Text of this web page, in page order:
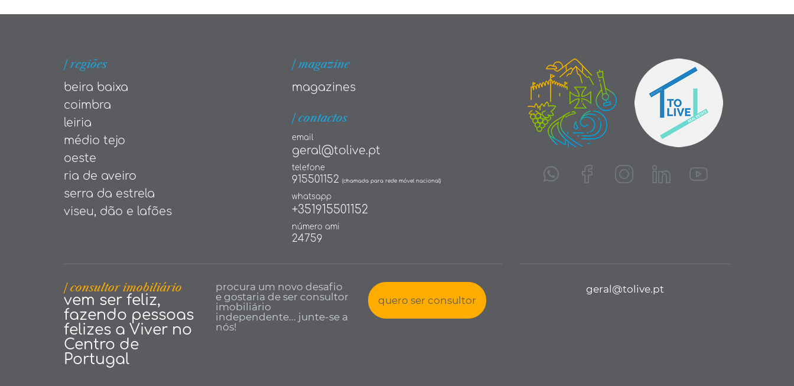
| regiões
beira baixa
coimbra
leiria
médio tejo
oeste
ria de aveiro
serra da estrela
viseu, dão e lafões
| magazine
magazines
| contactos
email
geral@tolive.pt
telefone
915501152 (chamada para rede móvel nacional)
whatsapp
+351915501152
número ami
24759
| consultor imobiliário
vem ser feliz,
fazendo pessoas
felizes a Viver no
Centro de
Portugal
procura um novo desafio
e gostaria de ser consultor
imobiliário
independente... junte-se a
nós!
quero ser consultor
geral@tolive.pt